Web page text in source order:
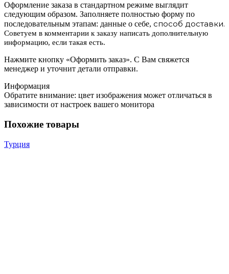
Оформление заказа в стандартном режиме выглядит
следующим образом. Заполняете полностью форму по
последовательным этапам: данные о себе, способ доставки.
Советуем в комментарии к заказу написать дополнительную
информацию, если такая есть.
Нажмите кнопку «Оформить заказ». С Вам свяжется
менеджер и уточнит детали отправки.
Информация
Обратите внимание: цвет изображения может отличаться в
зависимости от настроек вашего монитора
Похожие товары
Турция